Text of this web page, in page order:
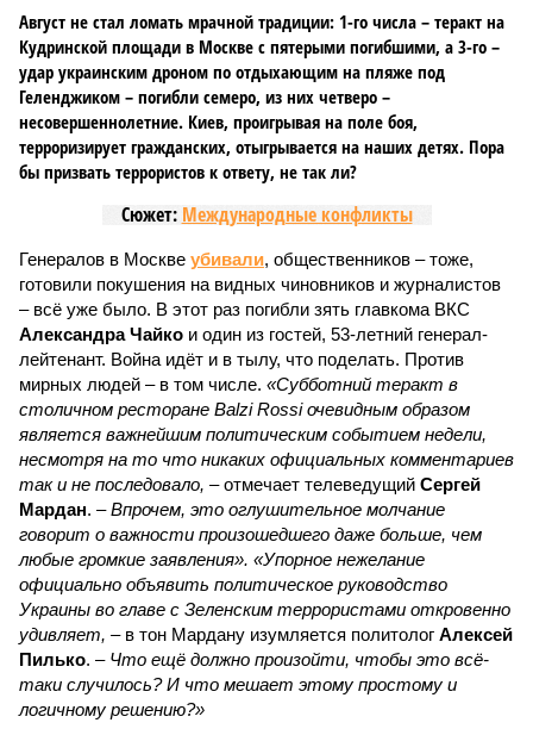
Август не стал ломать мрачной традиции: 1-го числа – теракт на
Кудринской площади в Москве с пятерыми погибшими, а 3-го –
удар украинским дроном по отдыхающим на пляже под
Геленджиком – погибли семеро, из них четверо –
несовершеннолетние. Киев, проигрывая на поле боя,
терроризирует гражданских, отыгрывается на наших детях. Пора
бы призвать террористов к ответу, не так ли?
Сюжет: Международные конфликты
Генералов в Москве убивали, общественников – тоже,
готовили покушения на видных чиновников и журналистов
– всё уже было. В этот раз погибли зять главкома ВКС
Александра Чайко и один из гостей, 53-летний генерал-
лейтенант. Война идёт и в тылу, что поделать. Против
мирных людей – в том числе. «Субботний теракт в
столичном ресторане Balzi Rossi очевидным образом
является важнейшим политическим событием недели,
несмотря на то что никаких официальных комментариев
так и не последовало, – отмечает телеведущий Сергей
Мардан. –Впрочем, это оглушительное молчание
говорит о важности произошедшего даже больше, чем
любые громкие заявления». «Упорное нежелание
официально объявить политическое руководство
Украины во главе с Зеленским террористами откровенно
удивляет, – в тон Мардану изумляется политолог Алексей
Пилько. – Что ещё должно произойти, чтобы это всё-
таки случилось? И что мешает этому простому и
логичному решению?»